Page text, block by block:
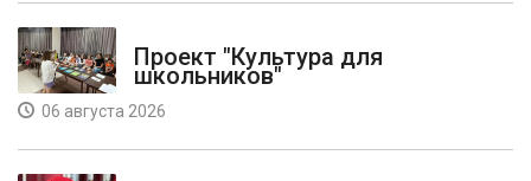
Проект "Культура для
школьников"
06 августа 2026